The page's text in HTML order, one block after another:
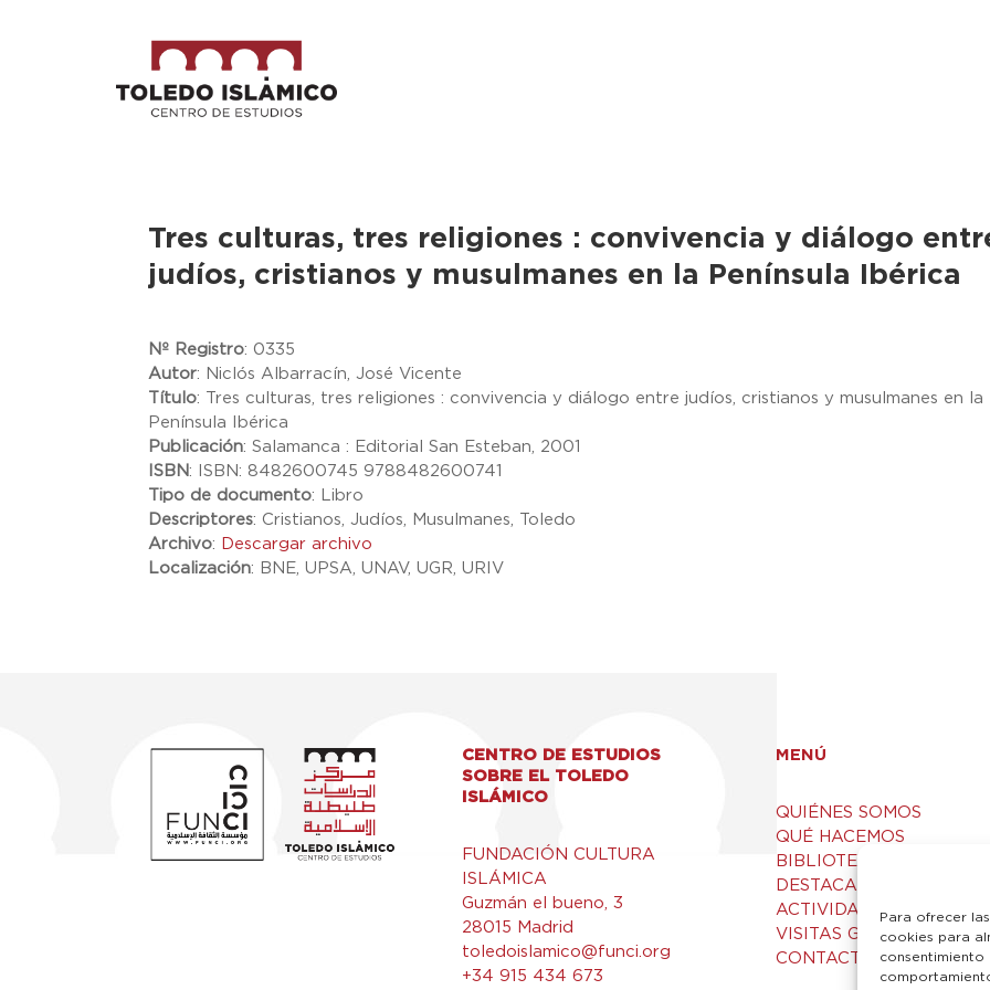
Para ofrecer
cookies para
Tres culturas, tres religiones : convivencia y diálogo
judíos, cristianos y musulmanes en la Península Ibérica
Nº Registro:0335
Autor: Niclós Albarracín, José Vicente
Título:
Tres culturas, tres religiones : convivencia y diálogo entre judíos, cristianos y musulmanes en la
Península Ibérica
Publicación:Salamanca : Editorial San Esteban, 2001
ISBN:
ISBN: 8482600745 9788482600741
Tipo de documento: Libro
Descriptores: Cristianos, Judíos, Musulmanes, Toledo
Archivo: Descargar archivo
Localización: BNE, UPSA, UNAV, UGR, URIV
CENTRO DE ESTUDIOS
SOBRE EL TOLEDO
ISLÁMICO
FUNDACIÓN CULTURA
ISLÁMICA
Guzmán el bueno, 3
28015 Madrid
toledoislamico@funci.org
+34 915 434 673
MENÚ
QUIÉNES SOMOS
QUÉ HACEMOS
BIBLIOTECA Y
DESTACADOS
ACTIVIDADES
VISITAS GUIADAS
CONTACTO